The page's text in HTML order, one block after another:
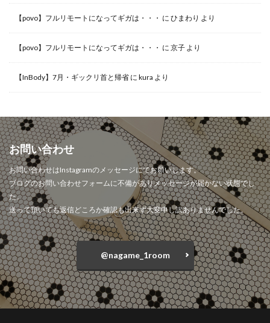
【povo】フルリモートになってギガは・・・ に ひまわり より
【povo】フルリモートになってギガは・・・ に 京子 より
【InBody】7月・ギックリ首と帰省 に kura より
お問い合わせ
お問い合わせはInstagramのメッセージにてお願いします。
ブログのお問い合わせフォームに不備がありメッセージが届かない状態でし
た。
送って頂いても返信どころか確認も出来ず大変申し訳ありませんでした。
@nagame_1room